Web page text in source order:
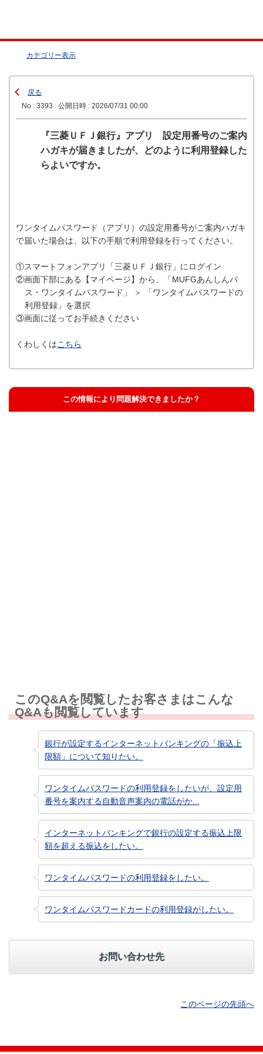
カテゴリー表示
戻る
No : 3393
公開日時 : 2026/07/31 00:00
『三菱ＵＦＪ銀行』アプリ 設定用番号のご案内
ハガキが届きましたが、どのように利用登録した
らよいですか。
ワンタイムパスワード（アプリ）の設定用番号がご案内ハガキ
で届いた場合は、以下の手順で利用登録を行ってください。
①スマートフォンアプリ「三菱ＵＦＪ銀行」にログイン
②画面下部にある【マイページ】から、「MUFGあんしんパ
ス・ワンタイムパスワード」 ＞ 「ワンタイムパスワードの
利用登録」を選択
③画面に従ってお手続きください
くわしくはこちら
この情報により問題解決できましたか？
このQ&Aを閲覧したお客さまはこんな
Q&Aも閲覧しています
銀行が設定するインターネットバンキングの「振込上
限額」について知りたい。
ワンタイムパスワードの利用登録をしたいが、設定用
番号を案内する自動音声案内の電話がか...
インターネットバンキングで銀行の設定する振込上限
額を超える振込をしたい。
ワンタイムパスワードの利用登録をしたい。
ワンタイムパスワードカードの利用登録がしたい。
お問い合わせ先
このページの先頭へ